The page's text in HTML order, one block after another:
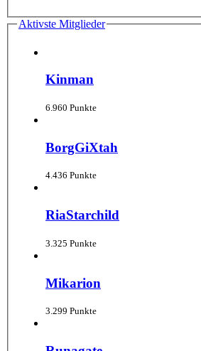
Aktivste Mitglieder
Kinman
6.960 Punkte
BorgGiXtah
4.436 Punkte
RiaStarchild
3.325 Punkte
Mikarion
3.299 Punkte